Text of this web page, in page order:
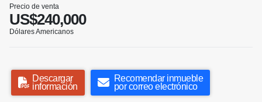
Precio de venta
US$240,000
Dólares Americanos
Descargar
información
Recomendar inmueble
por correo electrónico